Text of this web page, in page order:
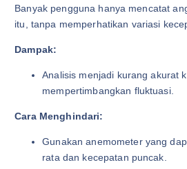
Banyak pengguna hanya mencatat
itu, tanpa memperhatikan variasi
Dampak:
Analisis menjadi kurang akurat
mempertimbangkan fluktuasi.
Cara Menghindari:
Gunakan anemometer yang
rata dan kecepatan puncak.